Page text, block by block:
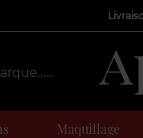
Maquillage